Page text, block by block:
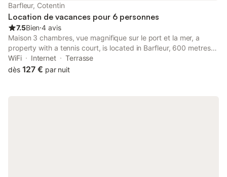
Barfleur, Cotentin
Location de vacances pour 6 personnes
7.5Bien⋅4 avis
Maison 3 chambres, vue magnifique sur le port et la mer, a
property with a tennis court, is located in Barfleur, 600 metres
from Sambière Beach, 11 km from Tatihou Fort, as well as 29 km
from La Cite de la Mer.
WiFi Internet
Terrasse
dès 127 € par nuit